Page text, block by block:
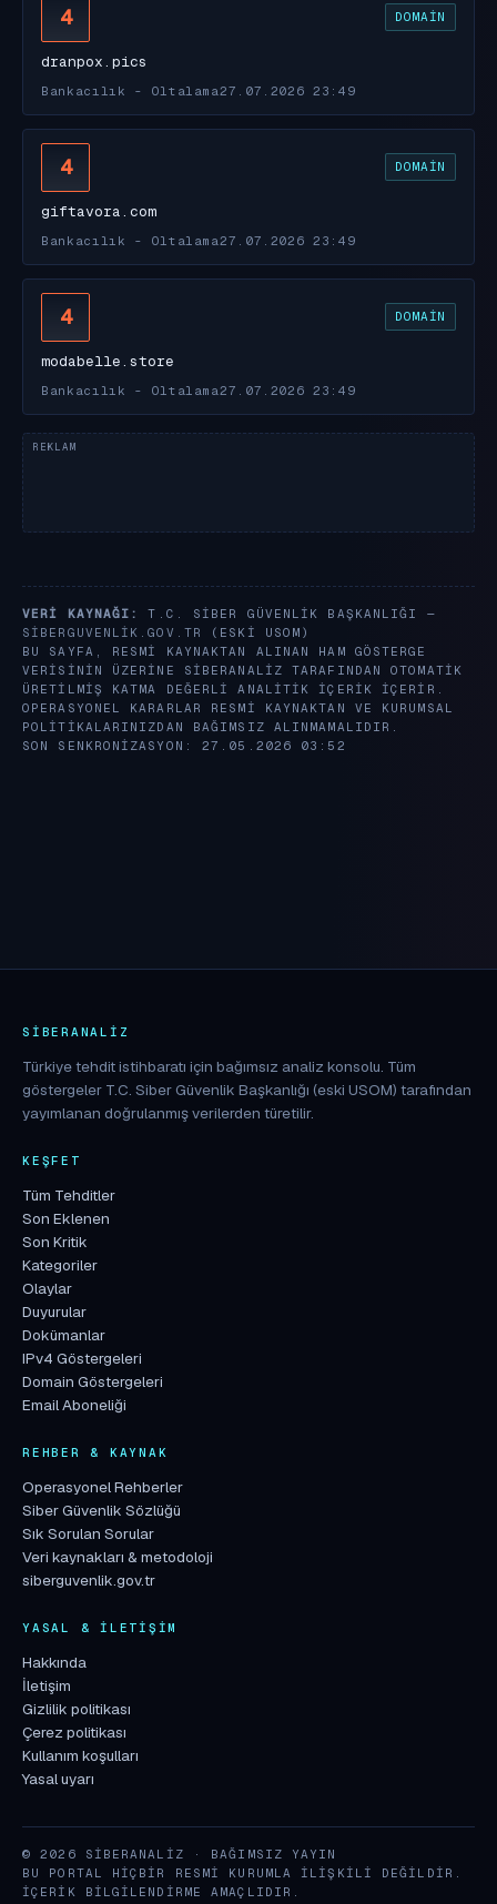
4 DOMAIN
dranpox.pics
Bankacılık - Oltalama27.07.2026 23:49
4 DOMAIN
giftavora.com
Bankacılık - Oltalama27.07.2026 23:49
4 DOMAIN
modabelle.store
Bankacılık - Oltalama27.07.2026 23:49
VERI KAYNAĞI:
T.C. SIBER GÜVENLIK BAŞKANLIĞI —
SIBERGUVENLIK.GOV.TR
(ESKI USOM)
BU SAYFA, RESMI KAYNAKTAN ALINAN HAM GÖSTERGE
VERISININ ÜZERINE SIBERANALIZ TARAFINDAN OTOMATIK
ÜRETILMIŞ KATMA DEĞERLI ANALITIK IÇERIK IÇERIR.
OPERASYONEL KARARLAR RESMI KAYNAKTAN VE KURUMSAL
POLITIKALARINIZDAN BAĞIMSIZ ALINMAMALIDIR.
SON SENKRONIZASYON: 27.05.2026 03:52
SIBERANALIZ
Türkiye tehdit istihbaratı için bağımsız analiz konsolu. Tüm
göstergeler T.C. Siber Güvenlik Başkanlığı (eski USOM) tarafından
yayımlanan doğrulanmış verilerden türetilir.
KEŞFET
Tüm Tehditler
Son Eklenen
Son Kritik
Kategoriler
Olaylar
Duyurular
Dokümanlar
IPv4 Göstergeleri
Domain Göstergeleri
Email Aboneliği
REHBER & KAYNAK
Operasyonel Rehberler
Siber Güvenlik Sözlüğü
Sık Sorulan Sorular
Veri kaynakları & metodoloji
siberguvenlik.gov.tr
YASAL & İLETIŞIM
Hakkında
İletişim
Gizlilik politikası
Çerez politikası
Kullanım koşulları
Yasal uyarı
© 2026 SIBERANALIZ · BAĞIMSIZ YAYIN
BU PORTAL HIÇBIR RESMI KURUMLA ILIŞKILI DEĞILDIR.
İÇERIK BILGILENDIRME AMAÇLIDIR.